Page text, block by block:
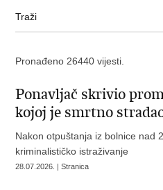
Pronađeno 26440 vijesti.
Ponavljač skrivio
kojoj je smrtno
Nakon otpuštanja iz bolnice nad
kriminalističko istraživanje
28.07.2026. | Stranica